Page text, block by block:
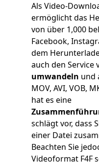
Als Video-
ermöglicht das
von über 1,000
Facebook,
dem
auch den Service
umwandeln und
MOV, AVI, VOB,
hat es eine
schlägt vor, dass
einer Datei
Beachten Sie
Videoformat F4F